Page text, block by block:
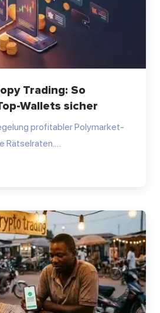
Trading: So
Wallets sicher
profitabler Polymarket-
Rätselraten.…